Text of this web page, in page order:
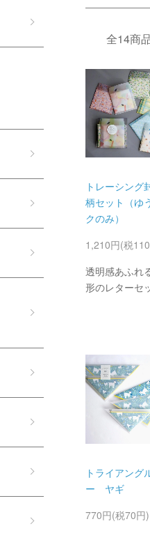
全14商
トレーシング
柄セット（ゆ
クのみ）
1,210円(税
透明感あふれ
形のレターセ
トライアング
ー ヤギ
770円(税70円)